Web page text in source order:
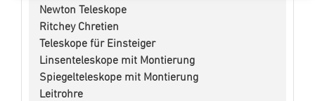
Newton Teleskope
Ritchey Chretien
Teleskope für Einsteiger
Linsenteleskope mit Montierung
Spiegelteleskope mit Montierung
Leitrohre